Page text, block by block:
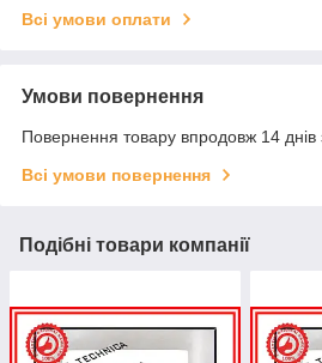
Всі умови оплати
Умови повернення
Повернення товару впродовж 14 днів
Всі умови повернення
Подібні товари компанії